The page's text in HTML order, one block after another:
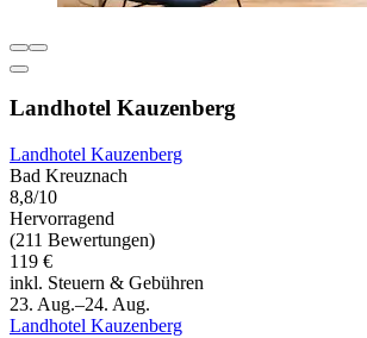
Landhotel Kauzenberg
Landhotel Kauzenberg
Bad Kreuznach
8,8/10
Hervorragend
(211 Bewertungen)
119 €
inkl. Steuern & Gebühren
23. Aug.–24. Aug.
Landhotel Kauzenberg